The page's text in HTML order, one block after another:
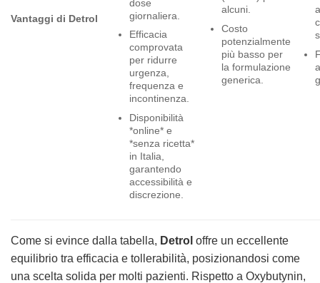
Vantaggi di Detrol
dose
giornaliera.
Efficacia
comprovata
per ridurre
urgenza,
frequenza e
incontinenza.
Disponibilità
*online* e
*senza ricetta*
in Italia,
garantendo
accessibilità e
discrezione.
alcuni.
Costo
potenzialmente
più basso per
la formulazione
generica.
Come si evince dalla tabella, Detrol offre un eccellente
equilibrio tra efficacia e tollerabilità, posizionandosi come
una scelta solida per molti pazienti. Rispetto a Oxybutynin,